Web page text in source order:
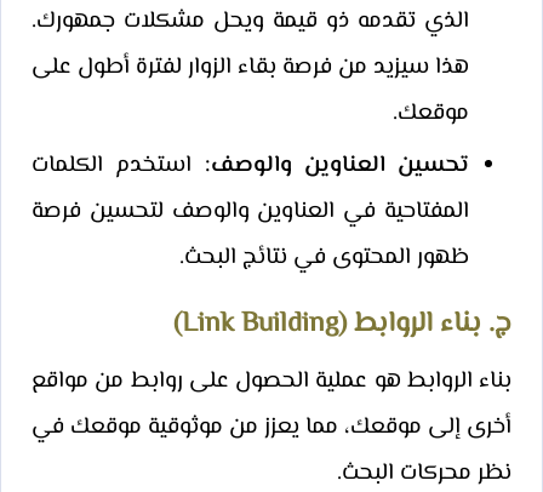
الذي تقدمه ذو قيمة ويحل مشكلات جمهورك.
هذا سيزيد من فرصة بقاء الزوار لفترة أطول على
موقعك.
تحسين العناوين والوصف: استخدم الكلمات
المفتاحية في العناوين والوصف لتحسين فرصة
ظهور المحتوى في نتائج البحث.
ج. بناء الروابط (Link Building)
بناء الروابط هو عملية الحصول على روابط من مواقع
أخرى إلى موقعك، مما يعزز من موثوقية موقعك في
نظر محركات البحث.